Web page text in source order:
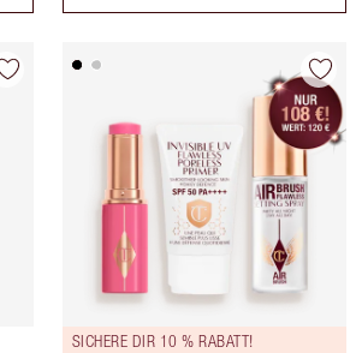
SICHERE DIR 10 % RABATT!